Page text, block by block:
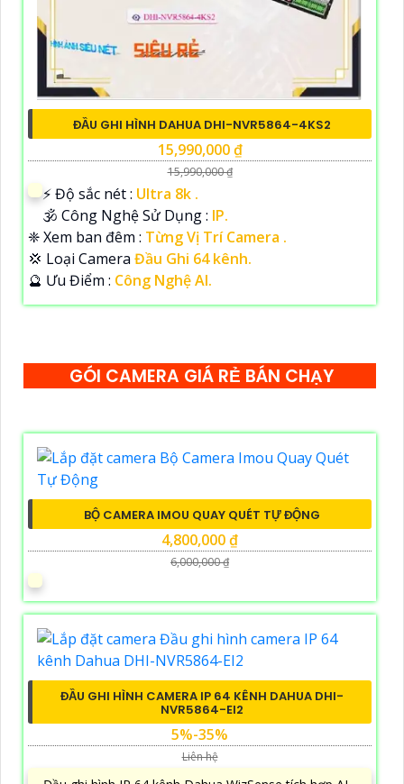
ĐẦU GHI HÌNH DAHUA DHI-NVR5864-4KS2
15,990,000 ₫
15,990,000 ₫
️⚡ Độ sắc nét : Ultra 8k .
🕉️ Công Nghệ Sử Dụng : IP.
❈ Xem ban đêm : Từng Vị Trí Camera .
💢 Loại Camera Đầu Ghi 64 kênh.
️🔮 Ưu Điểm : Công Nghệ AI.
GÓI CAMERA GIÁ RẺ BÁN CHẠY
BỘ CAMERA IMOU QUAY QUÉT TỰ ĐỘNG
4,800,000 ₫
6,000,000 ₫
ĐẦU GHI HÌNH CAMERA IP 64 KÊNH DAHUA DHI-
NVR5864-EI2
5%-35%
Liên hệ